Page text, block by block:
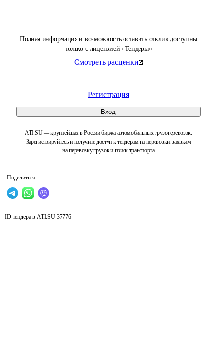
Полная информация и возможность оставить отклик доступны
только с лицензией «Тендеры»
Смотреть расценки
Регистрация
Вход
ATI.SU — крупнейшая в России биржа автомобильных грузоперевозок.
Зарегистрируйтесь и получите доступ к тендерам на перевозки, заявкам
на перевозку грузов и поиск транспорта
Поделиться
ID тендера в ATI.SU 37776